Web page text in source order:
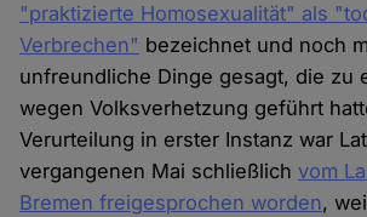
"praktizierte Homosexualität" als
Verbrechen" bezeichnet und noch
unfreundliche Dinge gesagt, die zu
wegen Volksverhetzung geführt
Verurteilung in erster Instanz war
vergangenen Mai schließlichvom
Bremen freigesprochen worden,